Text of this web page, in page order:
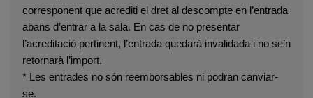
corresponent que acrediti el dret al descompte en l’entrada
abans d’entrar a la sala. En cas de no presentar
l’acreditació pertinent, l’entrada quedarà invalidada i no se’n
retornarà l’import.
* Les entrades no són reemborsables ni podran canviar-
se.